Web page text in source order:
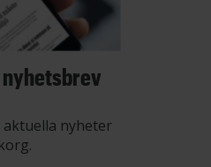
nyheter